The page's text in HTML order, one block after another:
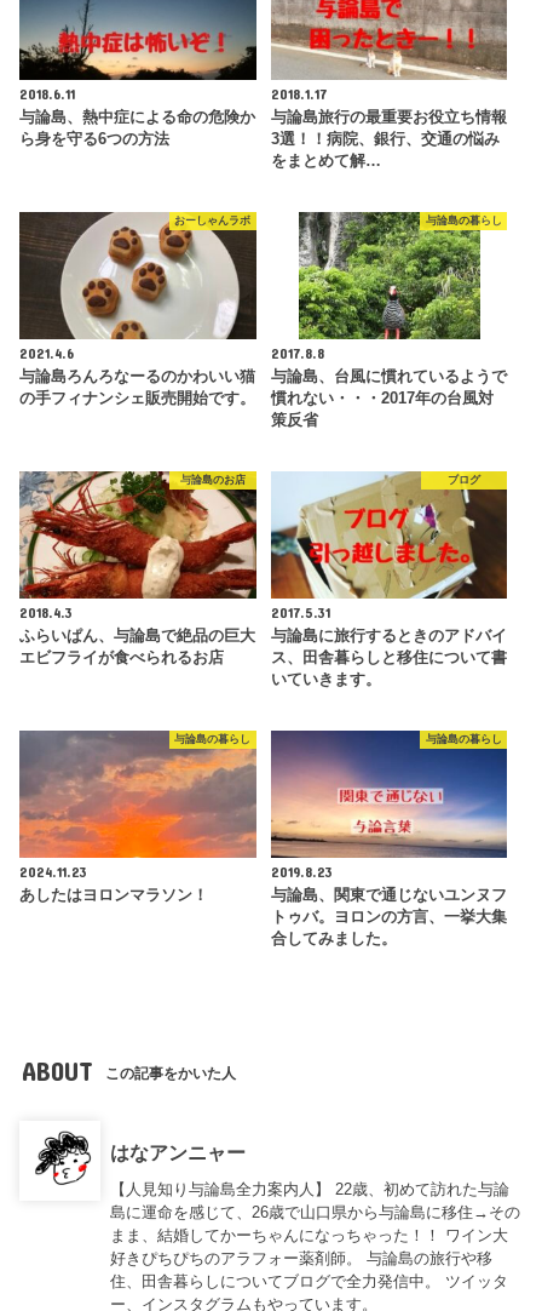
2018.6.11
与論島、熱中症による命の危険か
ら身を守る6つの方法
2018.1.17
与論島旅行の最重要お役立ち情報
3選！！病院、銀行、交通の悩み
をまとめて解…
おーしゃんラボ
2021.4.6
与論島ろんろなーるのかわいい猫
の手フィナンシェ販売開始です。
与論島の暮らし
2017.8.8
与論島、台風に慣れているようで
慣れない・・・2017年の台風対
策反省
与論島のお店
2018.4.3
ふらいぱん、与論島で絶品の巨大
エビフライが食べられるお店
ブログ
2017.5.31
与論島に旅行するときのアドバイ
ス、田舎暮らしと移住について書
いていきます。
与論島の暮らし
2024.11.23
あしたはヨロンマラソン！
与論島の暮らし
2019.8.23
与論島、関東で通じないユンヌフ
トゥバ。ヨロンの方言、一挙大集
合してみました。
ABOUT この記事をかいた人
はなアンニャー
【人見知り与論島全力案内人】 22歳、初めて訪れた与論
島に運命を感じて、26歳で山口県から与論島に移住→その
まま、結婚してかーちゃんになっちゃった！！ ワイン大
好きぴちぴちのアラフォー薬剤師。 与論島の旅行や移
住、田舎暮らしについてブログで全力発信中。 ツイッタ
ー、インスタグラムもやっています。